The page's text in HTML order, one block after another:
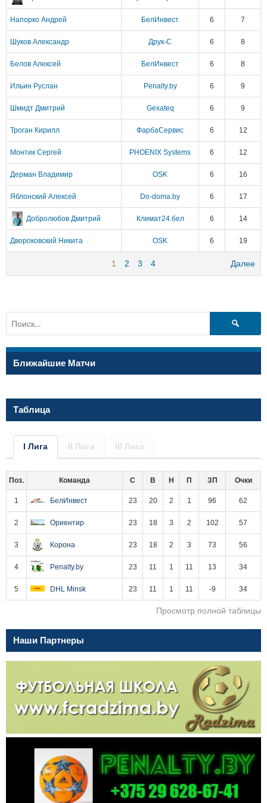
Напорко Андрей БелИнвест 6 7
Шуков Александр Друк-С 6 8
Белов Алексей БелИнвест 6 8
Ильин Руслан Penalty.by 6 9
Шмидт Дмитрий Gexateq 6 9
Троган Кирилл ФарбаСервис 6 12
Монтик Сергей PHOENIX Systems 6 12
Дерман Владимир OSK 6 16
Яблонский Алексей Do-doma.by 6 17
Добролюбов Дмитрий Климат24.бел 6 14
Двороковский Никита OSK 6 19
1 2 3 4 Далее
Найти:
Ближайшие Матчи
Таблица
I Лига II Лига III Лига
Поз. Команда С В Н П ЗП Очки
1 БелИнвест 23 20 2 1 96 62
2 Ориентир 23 18 3 2 102 57
3 Корона 23 18 2 3 73 56
4 Penalty.by 23 11 1 11 13 34
5 DHL Minsk 23 11 1 11 -9 34
Просмотр полной таблицы
Наши Партнеры